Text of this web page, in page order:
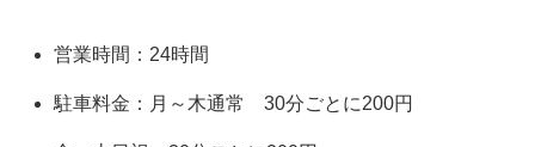
営業時間：24時間
駐車料金：月～木通常 30分ごとに200円